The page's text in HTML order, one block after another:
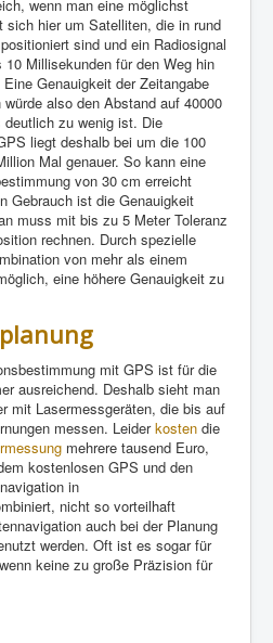
wenn man eine möglichst
sich hier um Satelliten, die in rund
sind und ein Radiosignal
Millisekunden für den Weg hin
Genauigkeit der Zeitangabe
also den Abstand auf 40000
zu wenig ist. Die
liegt deshalb bei um die 100
Mal genauer. So kann eine
von 30 cm erreicht
Gebrauch ist die Genauigkeit
muss mit bis zu 5 Meter Toleranz
rechnen. Durch spezielle
von mehr als einem
eine höhere Genauigkeit zu
mit GPS ist für die
ausreichend. Deshalb sieht man
mit Lasermessgeräten, die bis auf
messen. Leiderkosten die
mehrere tausend Euro,
kostenlosen GPS und den
in
nicht so vorteilhaft
auch bei der Planung
werden. Oft ist es sogar für
keine zu große Präzision für